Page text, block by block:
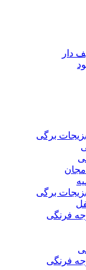
دار
برگی
برگی
فرنگی
فرنگی